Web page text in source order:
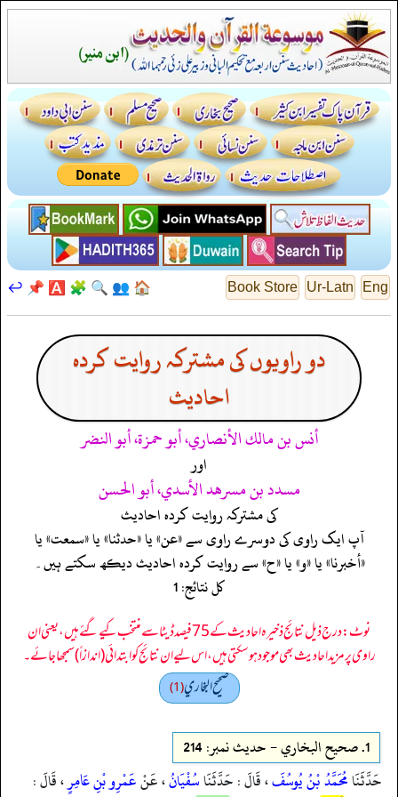
Eng
Ur-Latn
Book Store
🏠
👥
🔍
🧩
🅰️
📌
↩️
دو راویوں کی مشترکہ روایت کردہ
احادیث
أنس بن مالك الأنصاري، أبو حمزة، أبو النضر
اور
مسدد بن مسرهد الأسدي، أبو الحسن
کی مشترکہ روایت کردہ احادیث
آپ ایک راوی کی دوسرے راوی سے «عن» یا «حدثنا» یا «سمعت» یا
«أخبرنا» یا «و» یا «ح» سے روایت کردہ احادیث دیکھ سکتے ہیں۔
کل نتائج: 1
نوٹ: درج ذیل نتائج ذخیرہ احادیث کے 75 فیصد ڈیٹا سے منتخب کیے گئے ہیں، یعنی ان
راوی پر مزید احادیث بھی موجود ہو سکتی ہیں، اس لیے ان نتائج کو ابتدائی (اندازاً) سمجھا جائے۔
صحيح البخاري(1)
1. صحيح البخاري - حدیث نمبر: 214
حَدَّثَنَامُحَمَّدُ بْنُ يُوسُفَ، قَالَ : حَدَّثَنَاسُفْيَانُ، عَنْعَمْرِو بْنِ عَامِرٍ، قَالَ :